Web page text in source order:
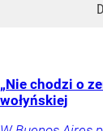
„Nie chodzi o
wołyńskiej